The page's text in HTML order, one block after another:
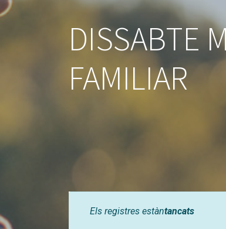
DISSABTE
FAMILIAR
Els registres estàntancats